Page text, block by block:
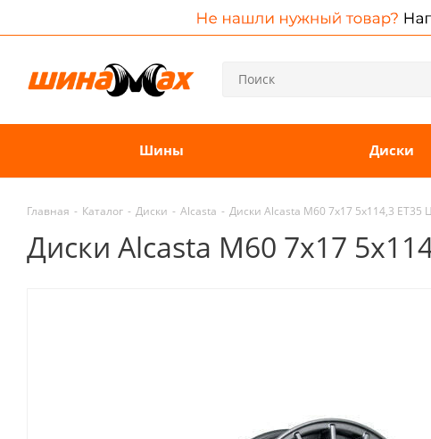
Шины Диски
Главная - Каталог - Диски - Alcasta - Диски Alcasta M60 7x17 5x114,3 ET35
Диски Alcasta M60 7x17